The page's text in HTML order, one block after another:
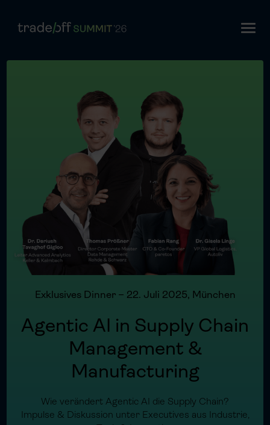
Exklusives Dinner – 22. Juli 2025, München
Agentic AI in Supply Chain
Management &
Manufacturing
Wie verändert Agentic AI die Supply Chain?
Impulse & Diskussion unter Executives aus Industrie,